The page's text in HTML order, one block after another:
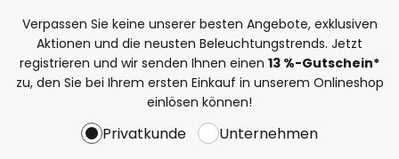
Verpassen Sie keine unserer besten Angebote, exklusiven
Aktionen und die neusten Beleuchtungstrends. Jetzt
registrieren und wir senden Ihnen einen 13 %-Gutschein*
zu, den Sie bei Ihrem ersten Einkauf in unserem Onlineshop
einlösen können!
Privatkunde Unternehmen